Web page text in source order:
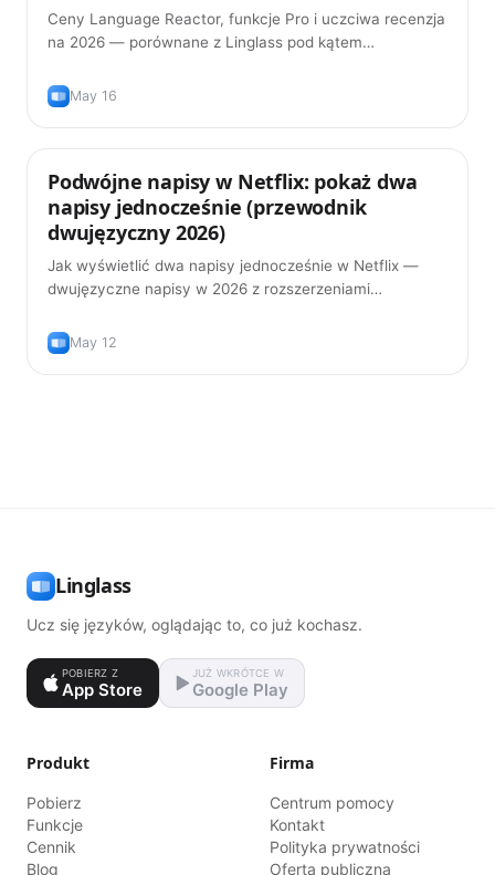
Ceny Language Reactor, funkcje Pro i uczciwa recenzja
na 2026 — porównane z Linglass pod kątem
May 16
Porady
Podwójne napisy w Netflix: pokaż dwa
napisy jednocześnie (przewodnik
dwujęzyczny 2026)
Jak wyświetlić dwa napisy jednocześnie w Netflix —
dwujęzyczne napisy w 2026 z rozszerzeniami
sposób ich używania, żeby faktycznie nauczyć się
języka.
May 12
Linglass
Ucz się języków, oglądając to, co już kochasz.
POBIERZ Z
App Store
JUŻ WKRÓTCE W
Google Play
Produkt
Pobierz
Funkcje
Cennik
Blog
Firma
Centrum pomocy
Kontakt
Polityka prywatności
Oferta publiczna